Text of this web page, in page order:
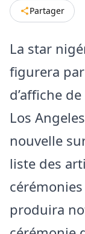
Partager
La star
figurera
d’affiche
Los
nouvelle
liste des
produira